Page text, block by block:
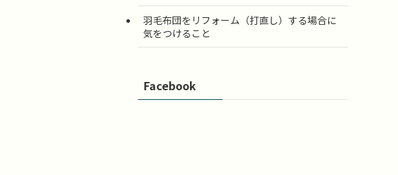
羽毛布団をリフォーム（打直し）する場合に
気をつけること
Facebook